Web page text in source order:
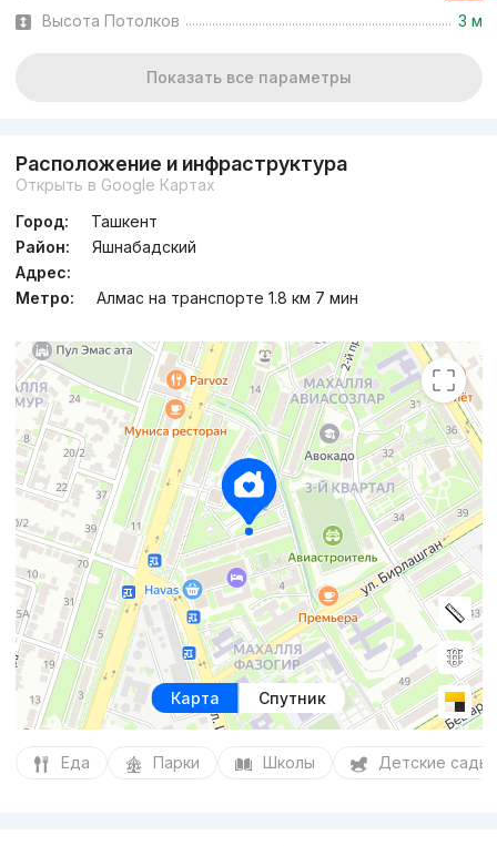
Высота Потолков 3 м
Показать все параметры
Расположение и инфраструктура
Открыть в Google Картах
Город:
Ташкент
Район:
Яшнабадский
Адрес:
Метро:
Алмас на транспорте 1.8 км 7 мин
Карта Спутник
Еда Парки Школы Детские сады